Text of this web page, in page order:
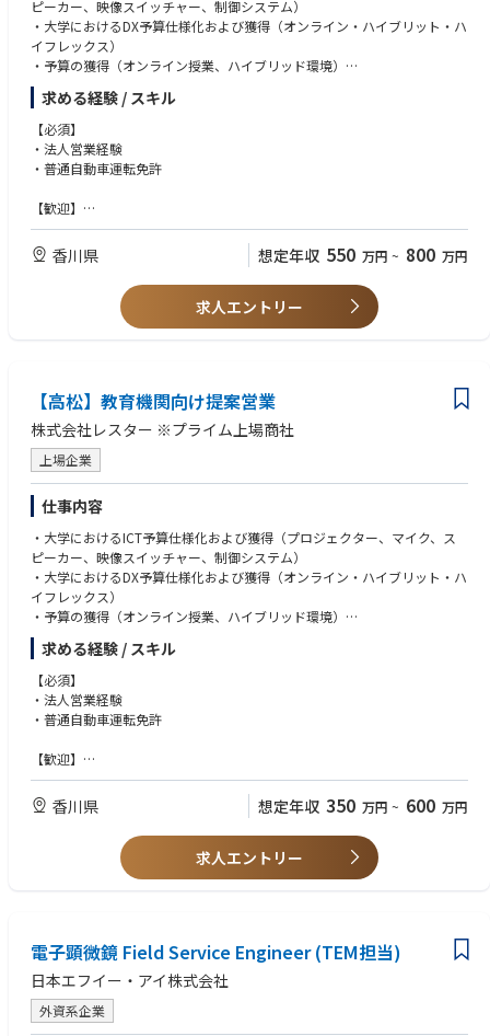
ピーカー、映像スイッチャー、制御システム）
・大学におけるDX予算仕様化および獲得（オンライン・ハイブリット・ハ
イフレックス）
・予算の獲得（オンライン授業、ハイブリッド環境）
★配属部署のミッション
国立大学（文教）市場を中心とした、仕様化・予算化～受注推進のビジネ
ス
〇社会貢献性の高さ ：教育格差の解消、学びの機会拡大に
〇持続可能な技術導入 ：エコ設計・省エネ機器で環境負荷低
減
〇イノベーション推進 ：大学のDX化を支援し、未来の教育モ
〇多様なステークホルダーとの協働：大学・メーカー・地域社会と連携す
求める経験 / スキル
【必須】
・法人営業経験
・普通自動車運転免許
【歓迎】
・AV機器・ICTソリューションの営業経験
・教育機関向け提案経験（大学・学校・公共機関）
・プロジェクトマネジメント経験（要件定義～納品）・工程管理等経験
・SDGsや教育DXに関心がある方
香川県 想定年収 550 万円 ~ 800 万円
求人エントリー
【高松】教育機関向け提案営業
株式会社レスター ※プライム上場商社
上場企業
仕事内容
・大学におけるICT予算仕様化および獲得（プロジェクター、マイク、ス
ピーカー、映像スイッチャー、制御システム）
・大学におけるDX予算仕様化および獲得（オンライン・ハイブリット・ハ
イフレックス）
・予算の獲得（オンライン授業、ハイブリッド環境）
★配属部署のミッション
国立大学（文教）市場を中心とした、仕様化・予算化～受注推進のビジネ
ス
〇社会貢献性の高さ：教育格差の解消、学びの機会拡大に寄与
〇イノベーション推進：大学のDX化を支援し、未来の教育モデルを創出
〇多様なステークホルダーとの協働：大学・メーカー・地域社会と連携す
求める経験 / スキル
【必須】
・法人営業経験
・普通自動車運転免許
【歓迎】
・AV機器・ICTソリューションの営業経験
・教育機関向け提案経験（大学・学校・公共機関）
・プロジェクトマネジメント経験（要件定義～納品）・工程管理等経験
・SDGsや教育DXに関心がある方
香川県 想定年収 350 万円 ~ 600 万円
求人エントリー
電子顕微鏡 Field Service Engineer (TEM担当)
日本エフイー・アイ株式会社
外資系企業